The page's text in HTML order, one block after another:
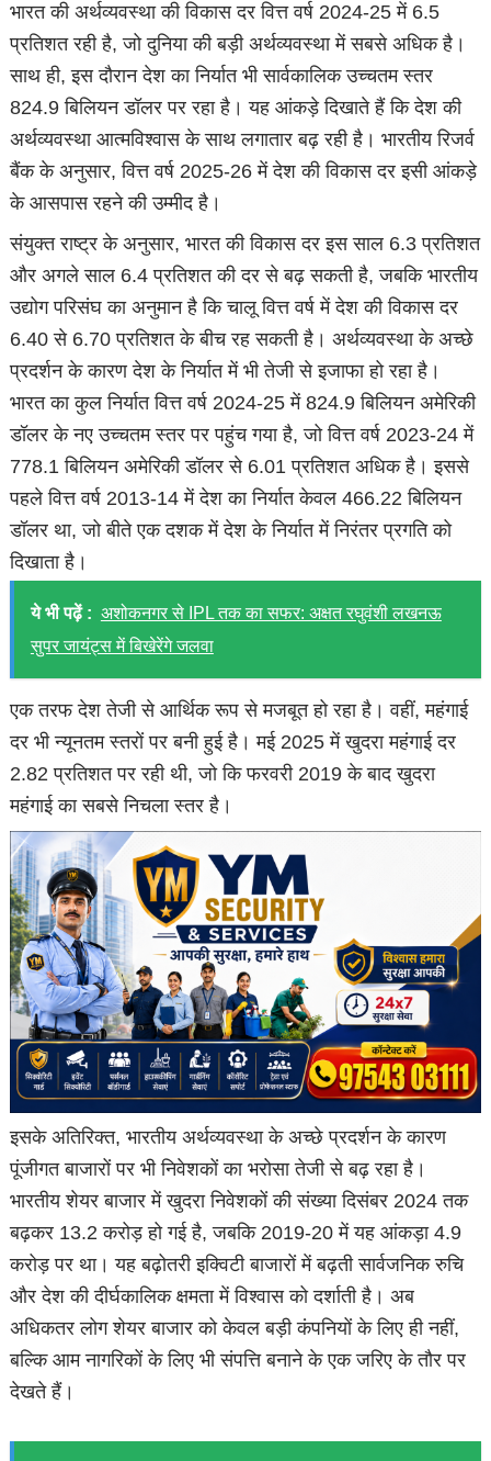
भारत की अर्थव्यवस्था की विकास दर वित्त वर्ष 2024-25 में 6.5
प्रतिशत रही है, जो दुनिया की बड़ी अर्थव्यवस्था में सबसे अधिक है।
साथ ही, इस दौरान देश का निर्यात भी सार्वकालिक उच्चतम स्तर
824.9 बिलियन डॉलर पर रहा है। यह आंकड़े दिखाते हैं कि देश की
अर्थव्यवस्था आत्मविश्वास के साथ लगातार बढ़ रही है। भारतीय रिजर्व
बैंक के अनुसार, वित्त वर्ष 2025-26 में देश की विकास दर इसी आंकड़े
के आसपास रहने की उम्मीद है।
संयुक्त राष्ट्र के अनुसार, भारत की विकास दर इस साल 6.3 प्रतिशत
और अगले साल 6.4 प्रतिशत की दर से बढ़ सकती है, जबकि भारतीय
उद्योग परिसंघ का अनुमान है कि चालू वित्त वर्ष में देश की विकास दर
6.40 से 6.70 प्रतिशत के बीच रह सकती है। अर्थव्यवस्था के अच्छे
प्रदर्शन के कारण देश के निर्यात में भी तेजी से इजाफा हो रहा है।
भारत का कुल निर्यात वित्त वर्ष 2024-25 में 824.9 बिलियन अमेरिकी
डॉलर के नए उच्चतम स्तर पर पहुंच गया है, जो वित्त वर्ष 2023-24 में
778.1 बिलियन अमेरिकी डॉलर से 6.01 प्रतिशत अधिक है। इससे
पहले वित्त वर्ष 2013-14 में देश का निर्यात केवल 466.22 बिलियन
डॉलर था, जो बीते एक दशक में देश के निर्यात में निरंतर प्रगति को
दिखाता है।
ये भी पढ़ें : अशोकनगर से IPL तक का सफर: अक्षत रघुवंशी लखनऊ
सुपर जायंट्स में बिखेरेंगे जलवा
एक तरफ देश तेजी से आर्थिक रूप से मजबूत हो रहा है। वहीं, महंगाई
दर भी न्यूनतम स्तरों पर बनी हुई है। मई 2025 में खुदरा महंगाई दर
2.82 प्रतिशत पर रही थी, जो कि फरवरी 2019 के बाद खुदरा
महंगाई का सबसे निचला स्तर है।
इसके अतिरिक्त, भारतीय अर्थव्यवस्था के अच्छे प्रदर्शन के कारण
पूंजीगत बाजारों पर भी निवेशकों का भरोसा तेजी से बढ़ रहा है।
भारतीय शेयर बाजार में खुदरा निवेशकों की संख्या दिसंबर 2024 तक
बढ़कर 13.2 करोड़ हो गई है, जबकि 2019-20 में यह आंकड़ा 4.9
करोड़ पर था। यह बढ़ोतरी इक्विटी बाजारों में बढ़ती सार्वजनिक रुचि
और देश की दीर्घकालिक क्षमता में विश्वास को दर्शाती है। अब
अधिकतर लोग शेयर बाजार को केवल बड़ी कंपनियों के लिए ही नहीं,
बल्कि आम नागरिकों के लिए भी संपत्ति बनाने के एक जरिए के तौर पर
देखते हैं।